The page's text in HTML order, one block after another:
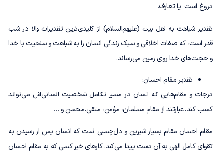
دروغ است، یا تعارف.
تقدیر شباهت به اهل بیت (علیهم‌السلام) از کلیدی‌ترین تقدیرات والا در شب
قدر است، که صفات اخلاقی و سبک زندگی انسان را به شباهت و سنخیت با خدا
و حجت‌های خدا روی زمین می‌رساند.
تقدیر مقام احسان:
درجات و مقام‌هایی که انسان در مسیر تکامل شخصیت انسانی‌اش می‌تواند
کسب کند، عبارتند از مقام مسلمان، مؤمن، متقی،محسن و …
مقام احسان مقام بسیار شیرین و دل‌چسبی است که انسان پس از رسیدن به
تقوای کامل الهی به آن دست پیدا می‌کند. کارهای خیر کسی که به مقام احسان